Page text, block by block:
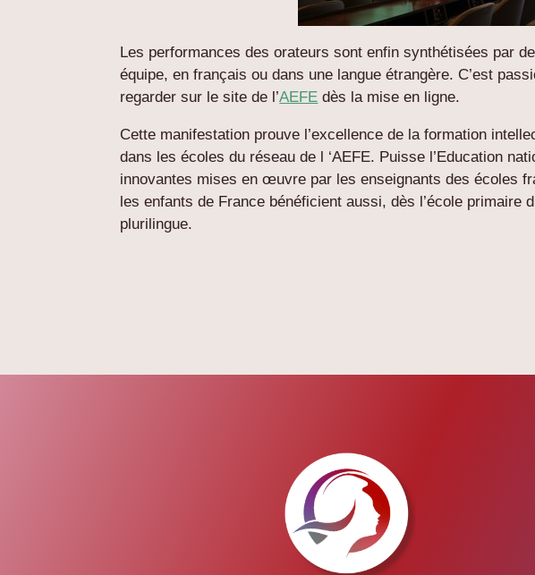
Les performances des orateurs sont enfin synthétisées par
équipe, en français ou dans une langue étrangère. C’est
regarder sur le site de l’AEFE dès la mise en ligne.
Cette manifestation prouve l’excellence de la formation
dans les écoles du réseau de l ‘AEFE. Puisse l’Education
innovantes mises en œuvre par les enseignants des écoles
les enfants de France bénéficient aussi, dès l’école primaire
plurilingue.